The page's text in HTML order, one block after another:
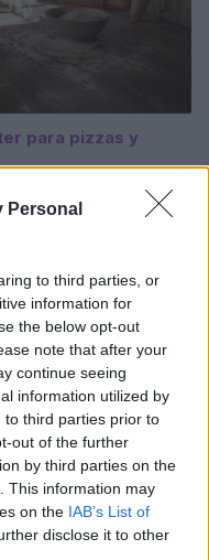
Personal
to third parties, or
information for
the below opt-out
note that after your
continue seeing
information utilized by
to third parties prior to
out of the further
by third parties on the
This information may
on the IAB’s List of
disclose it to other
para pizzas y
con pomodorini